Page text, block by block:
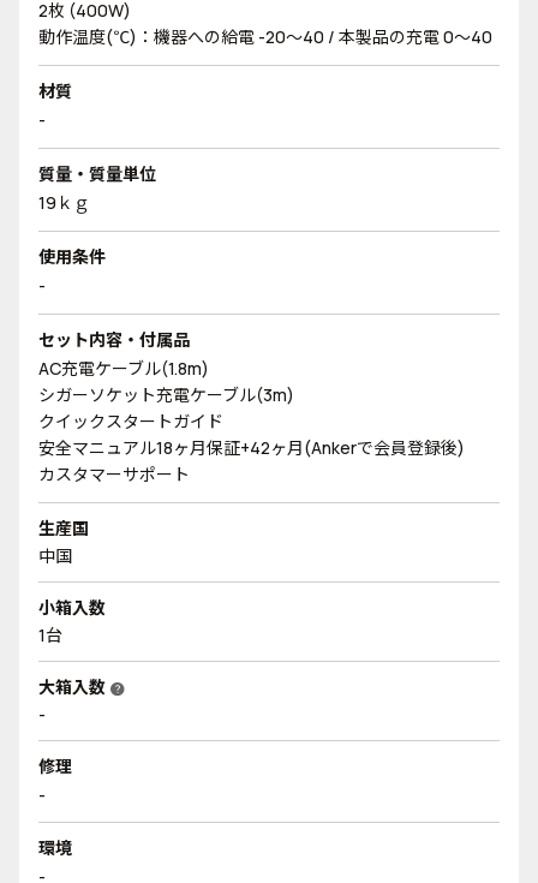
2枚 (400W)
動作温度(℃)：機器への給電 -20～40 / 本製品の充電 0～40
材質
-
質量・質量単位
19ｋｇ
使用条件
-
セット内容・付属品
AC充電ケーブル(1.8m)
シガーソケット充電ケーブル(3m)
クイックスタートガイド
安全マニュアル18ヶ月保証+42ヶ月(Ankerで会員登録後)
カスタマーサポート
生産国
中国
小箱入数
1台
大箱入数 help
-
修理
-
環境
-